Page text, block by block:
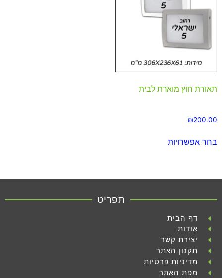
תאורת חוץ מוארת לבית
₪200.00
בחר אפשרויות
תפריט
דף הבית
אודות
יצירת קשר
תקנון האתר
מדיניות פרטיות
מפת האתר